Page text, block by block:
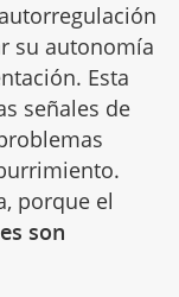
su autonomía
Esta
señales de
porque el
son